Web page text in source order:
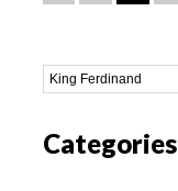
Categories